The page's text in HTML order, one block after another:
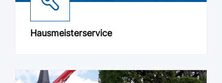
Hausmeisterservice